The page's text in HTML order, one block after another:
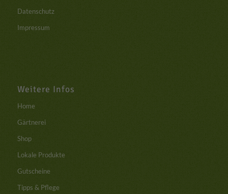
Datenschutz
Impressum
Weitere Infos
Home
Gärtnerei
Shop
Lokale Produkte
Gutscheine
Tipps & Pflege